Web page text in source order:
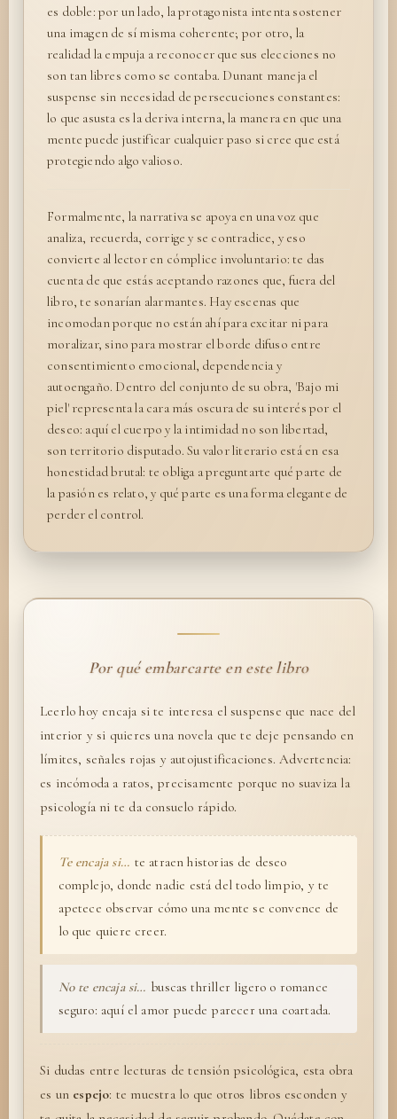
es doble: por un lado, la protagonista intenta sostener
una imagen de sí misma coherente; por otro, la
realidad la empuja a reconocer que sus elecciones no
son tan libres como se contaba. Dunant maneja el
suspense sin necesidad de persecuciones constantes:
lo que asusta es la deriva interna, la manera en que una
mente puede justificar cualquier paso si cree que está
protegiendo algo valioso.
Formalmente, la narrativa se apoya en una voz que
analiza, recuerda, corrige y se contradice, y eso
convierte al lector en cómplice involuntario: te das
cuenta de que estás aceptando razones que, fuera del
libro, te sonarían alarmantes. Hay escenas que
incomodan porque no están ahí para excitar ni para
moralizar, sino para mostrar el borde difuso entre
consentimiento emocional, dependencia y
autoengaño. Dentro del conjunto de su obra, 'Bajo mi
piel' representa la cara más oscura de su interés por el
deseo: aquí el cuerpo y la intimidad no son libertad,
son territorio disputado. Su valor literario está en esa
honestidad brutal: te obliga a preguntarte qué parte de
la pasión es relato, y qué parte es una forma elegante de
perder el control.
Por qué embarcarte en este libro
Leerlo hoy encaja si te interesa el suspense que nace del
interior y si quieres una novela que te deje pensando en
límites, señales rojas y autojustificaciones. Advertencia:
es incómoda a ratos, precisamente porque no suaviza la
psicología ni te da consuelo rápido.
Te encaja si… te atraen historias de deseo
complejo, donde nadie está del todo limpio, y te
apetece observar cómo una mente se convence de
lo que quiere creer.
No te encaja si… buscas thriller ligero o romance
seguro: aquí el amor puede parecer una coartada.
Si dudas entre lecturas de tensión psicológica, esta obra
es un espejo: te muestra lo que otros libros esconden y